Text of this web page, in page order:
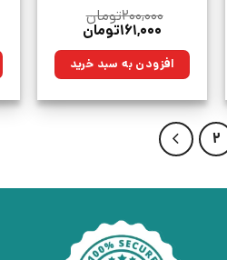
۲۰۰,۰۰۰تومان
قیمت
۲۰۰,۰۰۰تومان
بود.
۱۶۱,۰۰۰تومانقیمت
۱۶۱,۰۰۰تومان.افزودن به سبد خرید
2